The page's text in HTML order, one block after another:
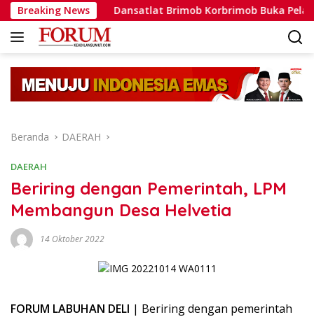
Langsung
ke
konten
Breaking NewsDansatlat Brimob Korbrimob Buka Pelatihan
Beranda DAERAH
DAERAH
Beriring dengan Pemerintah, LPM
Membangun Desa Helvetia
14 Oktober 2022
FORUM LABUHAN DELI | Beriring dengan pemerintah